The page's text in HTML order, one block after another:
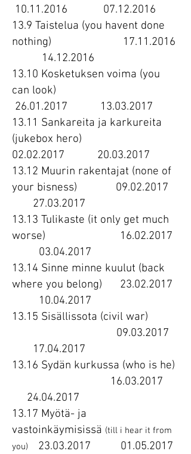
10.11.2016
07.12.2016
13.9 Taistelua (you havent done
nothing) 17.11.2016
14.12.2016
13.10 Kosketuksen voima (you
can look)
26.01.2017
13.03.2017
13.11 Sankareita ja karkureita
(jukebox hero)
02.02.2017
20.03.2017
13.12 Muurin rakentajat (none of
your bisness) 09.02.2017
27.03.2017
13.13 Tulikaste (it only get much
worse) 16.02.2017
03.04.2017
13.14 Sinne minne kuulut (back
where you belong) 23.02.2017
10.04.2017
13.15 Sisällissota (civil war)
09.03.2017
17.04.2017
13.16 Sydän kurkussa (who is he)
16.03.2017
24.04.2017
13.17 Myötä- ja
vastoinkäymisissä (till i hear it from
you)
23.03.2017
01.05.2017